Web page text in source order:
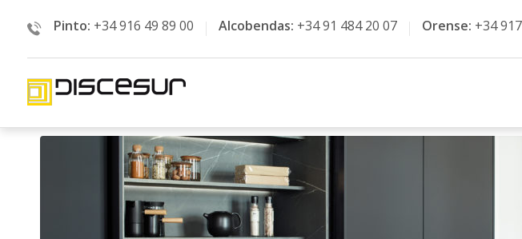
Pinto: +34 916 49 89 00 Alcobendas: +34 91 484 20 07 Orense: +34